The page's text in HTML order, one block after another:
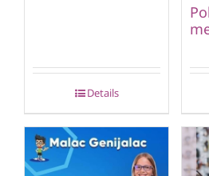
Details